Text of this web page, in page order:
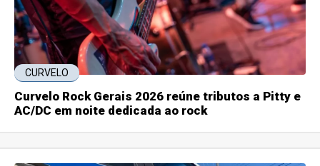
CURVELO
Curvelo Rock Gerais 2026 reúne tributos a Pitty e
AC/DC em noite dedicada ao rock